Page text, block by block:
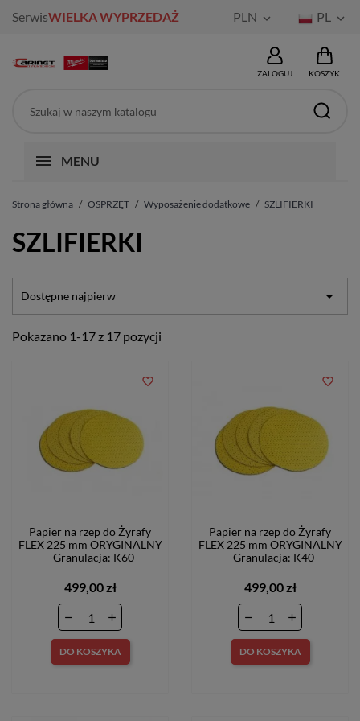
SerwisWIELKA WYPRZEDAŻ PLN  PL 
ZALOGUJ KOSZYK
MENU
Strona główna OSPRZĘT Wyposażenie dodatkowe SZLIFIERKI
SZLIFIERKI
Dostępne najpierw 
Pokazano 1-17 z 17 pozycji
Papier na rzep do Żyrafy
FLEX 225 mm ORYGINALNY
- Granulacja: K60
499,00 zł
DO KOSZYKA
favorite_border
Papier na rzep do Żyrafy
FLEX 225 mm ORYGINALNY
- Granulacja: K40
499,00 zł
DO KOSZYKA
favorite_border